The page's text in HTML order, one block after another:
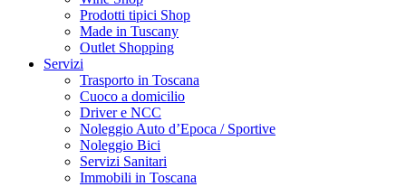
Prodotti tipici Shop
Made in Tuscany
Outlet Shopping
Servizi
Trasporto in Toscana
Cuoco a domicilio
Driver e NCC
Noleggio Auto d’Epoca / Sportive
Noleggio Bici
Servizi Sanitari
Immobili in Toscana